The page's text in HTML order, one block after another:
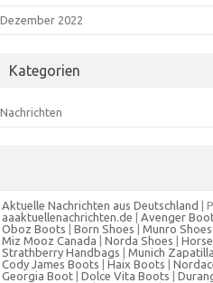
Dezember 2022
Kategorien
Nachrichten
Aktuelle Nachrichten aus Deutschland |
aaaktuellenachrichten.de | Avenger
Oboz Boots | Born Shoes | Munro Shoes
Miz Mooz Canada | Norda Shoes |
Strathberry Handbags | Munich
Cody James Boots | Haix Boots |
Georgia Boot | Dolce Vita Boots |